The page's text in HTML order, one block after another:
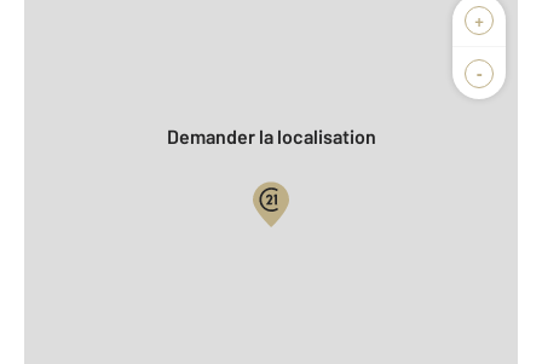
+
-
Biens vendus
Demander la localisation